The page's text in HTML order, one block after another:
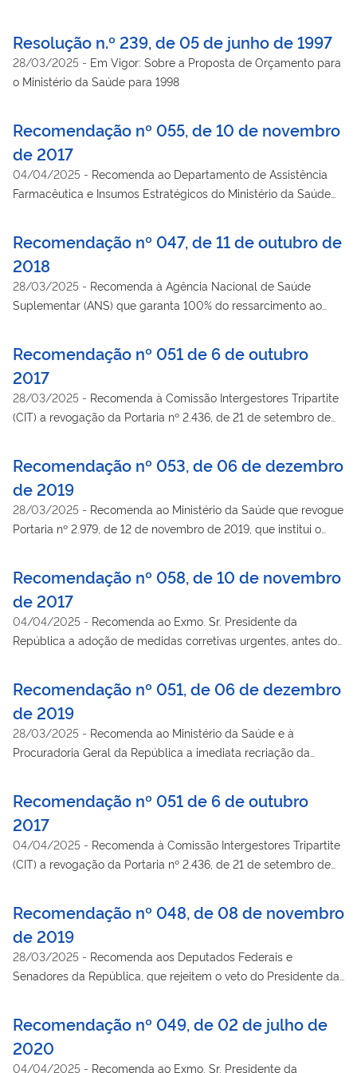
Resolução n.º 239, de 05 de junho de 1997
28/03/2025 - Em Vigor: Sobre a Proposta de Orçamento para
o Ministério da Saúde para 1998
Recomendação nº 055, de 10 de novembro
de 2017
04/04/2025 - Recomenda ao Departamento de Assistência
Farmacêutica e Insumos Estratégicos do Ministério da Saúde
Intergestores Tripartite - CIT até o momento.
Recomendação nº 047, de 11 de outubro de
2018
28/03/2025 - Recomenda à Agência Nacional de Saúde
Suplementar (ANS) que garanta 100% do ressarcimento ao
saúde, no prazo máximo de até 2 (dois) anos.
Recomendação nº 051 de 6 de outubro
2017
28/03/2025 - Recomenda à Comissão Intergestores Tripartite
(CIT) a revogação da Portaria nº 2.436, de 21 de setembro de
Atenção Básica no âmbito do SUS até a conclusão do
processo de debate democrático da revisão da PNAB.
Recomendação nº 053, de 06 de dezembro
de 2019
28/03/2025 - Recomenda ao Ministério da Saúde que revogue
Portaria nº 2.979, de 12 de novembro de 2019, que institui o
âmbito do Sistema Único de Saúde, por meio da alteração da
Portaria de Consolidação nº 6/GM/MS, de 28 de setembro de
2017.
Recomendação nº 058, de 10 de novembro
de 2017
04/04/2025 - Recomenda ao Exmo. Sr. Presidente da
República a adoção de medidas corretivas urgentes, antes do
públicos de saúde (conforme princípio constitucional da
vedação de retrocesso) como decorrência da redução da base
de cálculo.
Recomendação nº 051, de 06 de dezembro
de 2019
28/03/2025 - Recomenda ao Ministério da Saúde e à
Procuradoria Geral da República a imediata recriação da
SIOPS), de caráter técnico e consultivo, com os objetivos
originais de sua criação em 2000 e com a mesma
composição, conforme estrutura existente no momento de sua
extinção em 28 de junho de 2019.
Recomendação nº 051 de 6 de outubro
2017
04/04/2025 - Recomenda à Comissão Intergestores Tripartite
(CIT) a revogação da Portaria nº 2.436, de 21 de setembro de
Atenção Básica no âmbito do SUS até a conclusão do
processo de debate democrático da revisão da PNAB.
Recomendação nº 048, de 08 de novembro
de 2019
28/03/2025 - Recomenda aos Deputados Federais e
Senadores da República, que rejeitem o veto do Presidente da
raras ou negligenciadas é matéria de interesse público e de
alta relevância social.
Recomendação nº 049, de 02 de julho de
2020
04/04/2025 - Recomenda ao Exmo. Sr. Presidente da